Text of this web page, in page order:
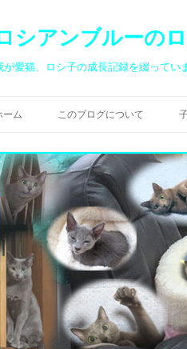
シアンブルーの
が愛猫、ロシ子の成長記録を綴ってい
ーム このブログについて